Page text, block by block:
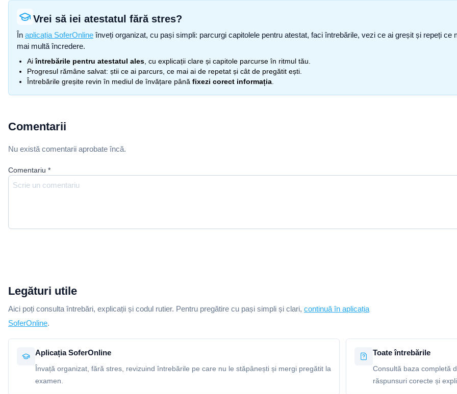
Vrei să iei atestatul fără stres?
În aplicația SoferOnline înveți organizat, cu pași simpli: parcurgi capitolele pentru atestat, faci întrebările, vezi ce ai greșit și repeți
mai multă încredere.
Aiîntrebările pentru atestatul ales , cu explicații clare și capitole parcurse în ritmul tău.
Progresul rămâne salvat: știi ce ai parcurs, ce mai ai de repetat și cât de pregătit ești.
Întrebările greșite revin în mediul de învățare până fixezi corect informația
Comentarii
Nu există comentarii aprobate încă.
Comentariu *
Legături utile
Aici poți consulta întrebări, explicații și codul rutier. Pentru pregătire cu pași simpli și clari, continuă în aplicația
SoferOnline.
Aplicația SoferOnline
Învață organizat, fără stres, revizuind întrebările pe care nu le stăpânești și mergi pregătit la
examen.
Toate întrebările
Consultă baza completă
răspunsuri corecte și